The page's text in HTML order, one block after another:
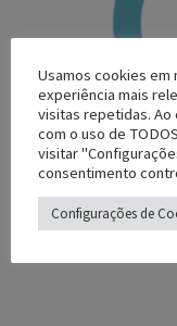
Usamos cookies em
experiência mais
visitas repetidas. Ao
com o uso de
visitar
consentimento
Configurações de